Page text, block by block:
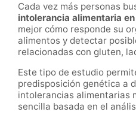
Cada vez más personas
intolerancia alimentaria
mejor cómo responde su
alimentos y detectar
relacionadas con gluten,
Este tipo de estudio
predisposición genética a
intolerancias alimentarias
sencilla basada en el